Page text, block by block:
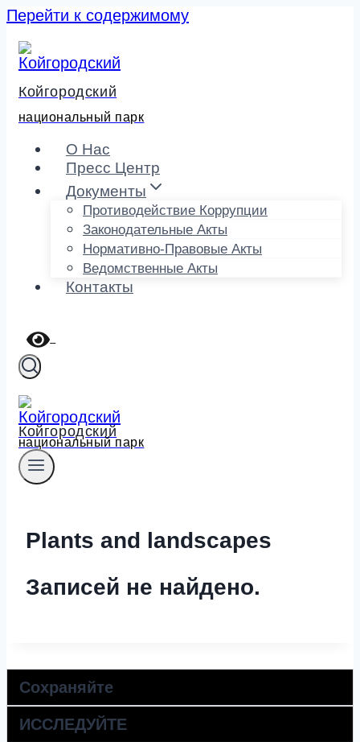
Перейти к содержимому
Койгородский
национальный парк
О Нас
Пресс Центр
Документы
Противодействие Коррупции
Законодательные Акты
Нормативно-Правовые Акты
Ведомственные Акты
Контакты
Койгородский
национальный парк
Plants and landscapes
Записей не найдено.
Сохраняйте
ИССЛЕДУЙТЕ